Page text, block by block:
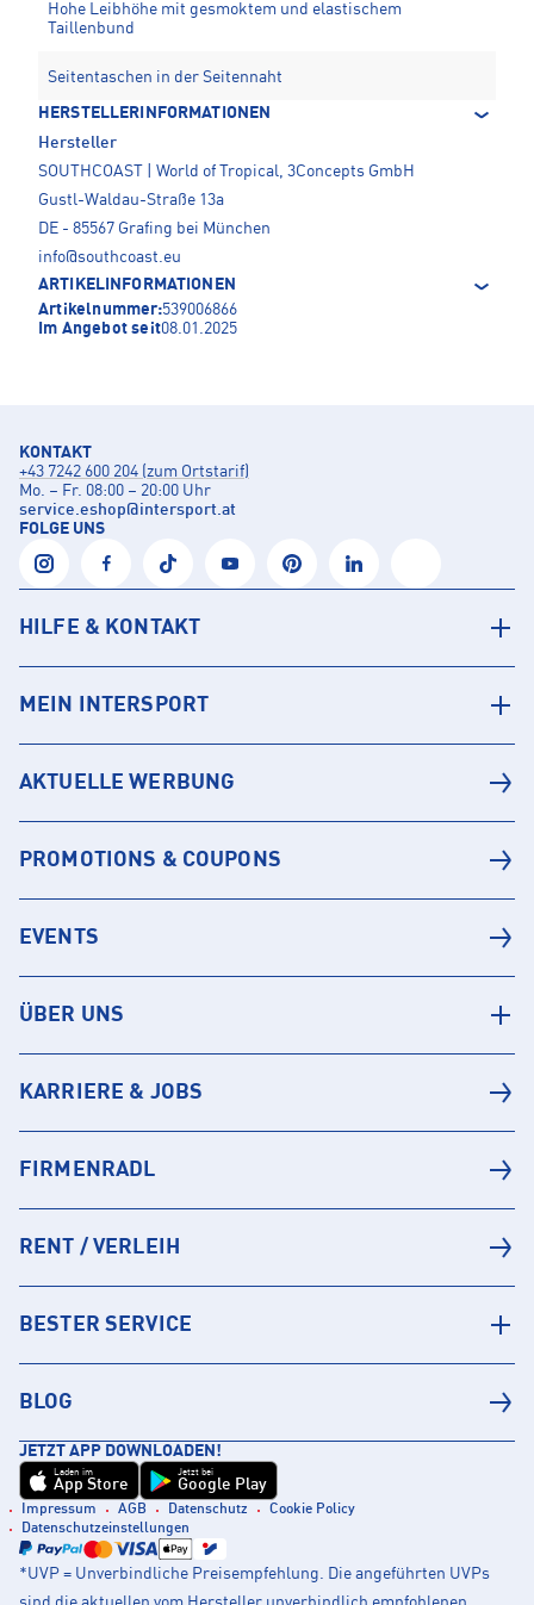
Hohe Leibhöhe mit gesmoktem und elastischem
Taillenbund
Seitentaschen in der Seitennaht
HERSTELLERINFORMATIONEN
Hersteller
SOUTHCOAST | World of Tropical, 3Concepts GmbH
Gustl-Waldau-Straße 13a
DE - 85567 Grafing bei München
info@southcoast.eu
ARTIKELINFORMATIONEN
Artikelnummer:539006866
Im Angebot seit08.01.2025
KONTAKT
+43 7242 600 204 (zum Ortstarif)
Mo. – Fr. 08:00 – 20:00 Uhr
service.eshop@intersport.at
FOLGE UNS
HILFE & KONTAKT
MEIN INTERSPORT
AKTUELLE WERBUNG
PROMOTIONS & COUPONS
EVENTS
ÜBER UNS
KARRIERE & JOBS
FIRMENRADL
RENT / VERLEIH
BESTER SERVICE
BLOG
JETZT APP DOWNLOADEN!
Laden im
App Store
Jetzt bei
Google Play
Impressum AGB Datenschutz
Cookie Policy
Datenschutzeinstellungen
*UVP = Unverbindliche Preisempfehlung. Die angeführten UVPs